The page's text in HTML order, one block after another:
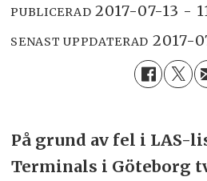
PUBLICERAD 2017-07-13 -
SENAST UPPDATERAD 2017-
På grund av fel i LAS-
Terminals i Göteborg